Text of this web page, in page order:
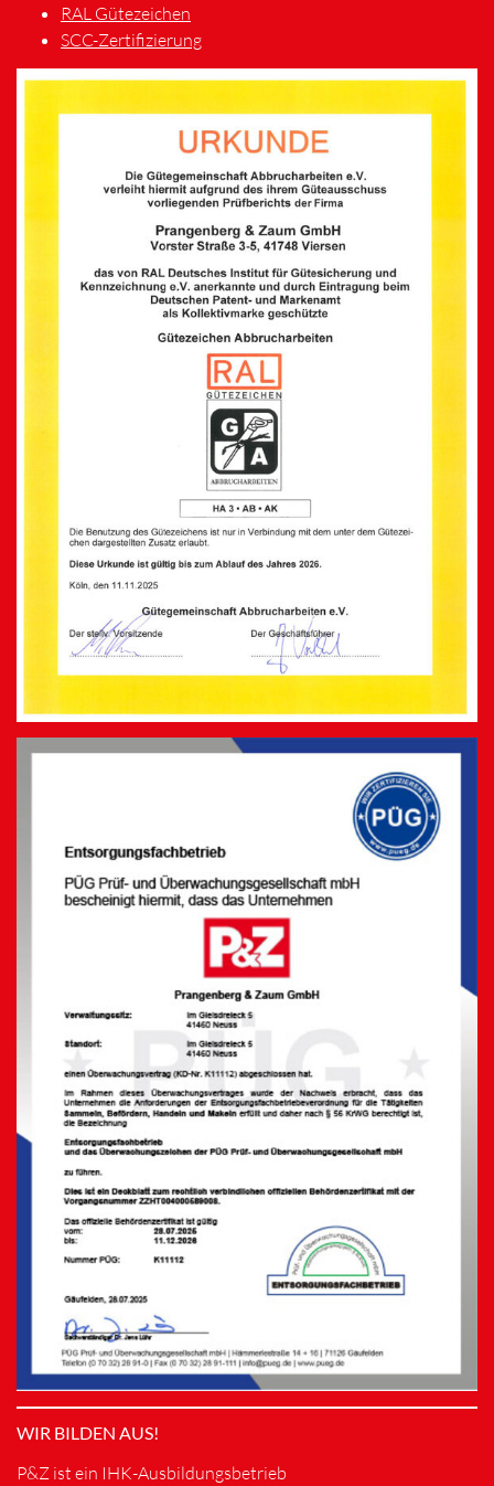
RAL Gütezeichen
SCC-Zertifizierung
WIR BILDEN AUS!
P&Z ist ein IHK-Ausbildungsbetrieb